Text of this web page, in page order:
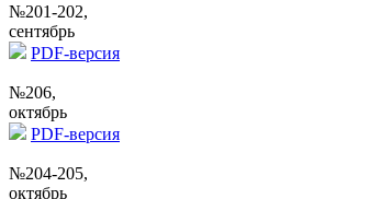
№201-202,
сентябрь
PDF-версия
№206,
октябрь
PDF-версия
№204-205,
октябрь